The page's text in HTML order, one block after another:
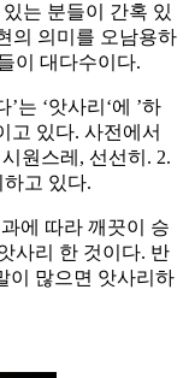
는 분들이 간혹 있
의 의미를 오남용하
이 대다수이다.
는 ‘앗사리‘에 ’하
고 있다. 사전에서
원스레, 선선히. 2.
고 있다.
에 따라 깨끗이 승
사리 한 것이다. 반
이 많으면 앗사리하